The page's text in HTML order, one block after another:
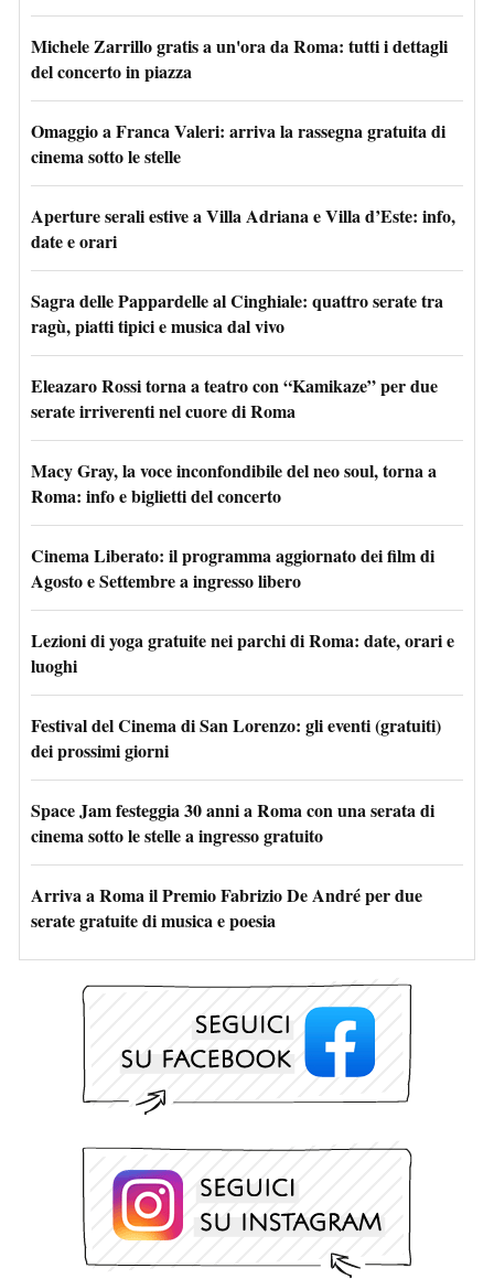
Michele Zarrillo gratis a un'ora da Roma: tutti i dettagli
del concerto in piazza
Omaggio a Franca Valeri: arriva la rassegna gratuita di
cinema sotto le stelle
Aperture serali estive a Villa Adriana e Villa d’Este: info,
date e orari
Sagra delle Pappardelle al Cinghiale: quattro serate tra
ragù, piatti tipici e musica dal vivo
Eleazaro Rossi torna a teatro con “Kamikaze” per due
serate irriverenti nel cuore di Roma
Macy Gray, la voce inconfondibile del neo soul, torna a
Roma: info e biglietti del concerto
Cinema Liberato: il programma aggiornato dei film di
Agosto e Settembre a ingresso libero
Lezioni di yoga gratuite nei parchi di Roma: date, orari e
luoghi
Festival del Cinema di San Lorenzo: gli eventi (gratuiti)
dei prossimi giorni
Space Jam festeggia 30 anni a Roma con una serata di
cinema sotto le stelle a ingresso gratuito
Arriva a Roma il Premio Fabrizio De André per due
serate gratuite di musica e poesia